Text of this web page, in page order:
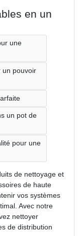
en un
une
un pouvoir
un pot de
pour une
de nettoyage et
de haute
vos systèmes
Avec notre
nettoyer
de distribution